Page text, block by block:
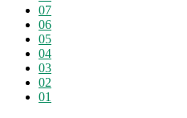
07
06
05
04
03
02
01